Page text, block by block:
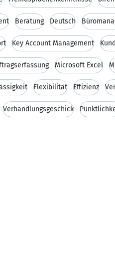
Beratung Deutsch
Key Account Management
Microsoft Excel
Flexibilität Effizienz
Verhandlungsgeschick